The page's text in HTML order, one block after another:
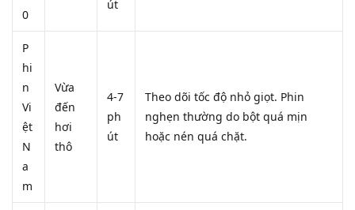
0
út
P
hi
n
Vi
ệt
N
a
m
Vừa
đến
hơi
thô
4-7
ph
út
Theo dõi tốc độ nhỏ giọt. Phin
nghẹn thường do bột quá mịn
hoặc nén quá chặt.